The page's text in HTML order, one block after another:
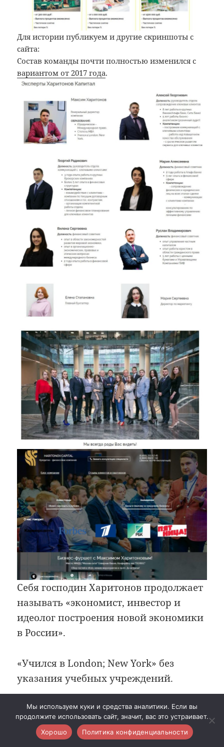
Для истории публикуем и другие скриншоты с
сайта:
Состав команды почти полностью изменился с
вариантом от 2017 года.
Себя господин Харитонов продолжает
называть «экономист, инвестор и
идеолог построения новой экономики
в России».
«Учился в London; New York» без
указания учебных учреждений.
Мы используем куки и средства аналитики. Если вы
продолжите использовать сайт, значит, вас это устраивает.
Хорошо
Политика конфиденциальности